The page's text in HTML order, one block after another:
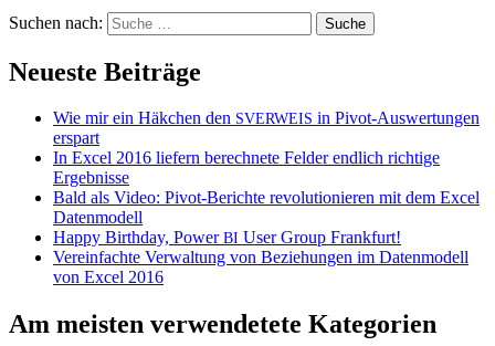
Suchen nach:
Neueste Beiträge
Wie mir ein Häkchen den SVERWEIS in Pivot-Auswertungen
erspart
In Excel 2016 liefern berechnete Felder endlich richtige
Ergebnisse
Bald als Video: Pivot-Berichte revolutionieren mit dem Excel
Datenmodell
Happy Birthday, PowerBI User Group Frankfurt!
Vereinfachte Verwaltung von Beziehungen im Datenmodell
von Excel 2016
Am meisten verwendetete Kategorien